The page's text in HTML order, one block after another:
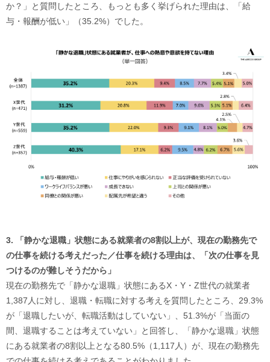
か？」と質問したところ、もっとも多く挙げられた理由は、「給
与・報酬が低い」（35.2%）でした。
3. 「静かな退職」状態にある就業者の8割以上が、現在の勤務先で
の仕事を続ける考えだった／仕事を続ける理由は、「次の仕事を見
つけるのが難しそうだから」
現在の勤務先で「静かな退職」状態にあるX・Y・Z世代の就業者
1,387人に対し、退職・転職に対する考えを質問したところ、29.3%
が「退職したいが、転職活動はしていない」、51.3%が「当面の
間、退職することは考えていない」と回答し、「静かな退職」状態
にある就業者の8割以上となる80.5%（1,117人）が、現在の勤務先